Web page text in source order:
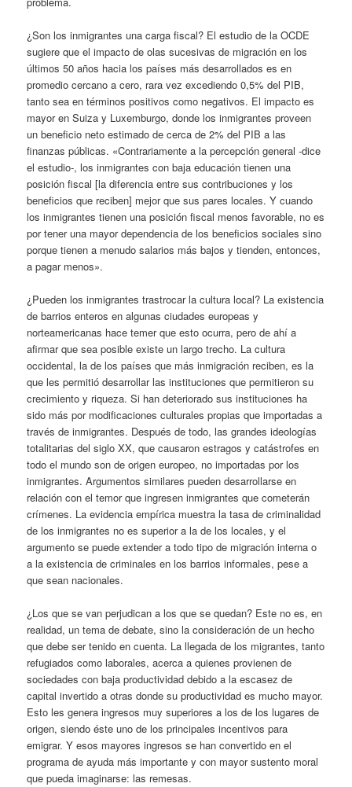
¿Son los inmigrantes una carga fiscal? El estudio de la OCDE
sugiere que el impacto de olas sucesivas de migración en los
últimos 50 años hacia los países más desarrollados es en
promedio cercano a cero, rara vez excediendo 0,5% del PIB,
tanto sea en términos positivos como negativos. El impacto es
mayor en Suiza y Luxemburgo, donde los inmigrantes proveen
un beneficio neto estimado de cerca de 2% del PIB a las
finanzas públicas. «Contrariamente a la percepción general -dice
el estudio-, los inmigrantes con baja educación tienen una
posición fiscal [la diferencia entre sus contribuciones y los
beneficios que reciben] mejor que sus pares locales. Y cuando
los inmigrantes tienen una posición fiscal menos favorable, no es
por tener una mayor dependencia de los beneficios sociales sino
porque tienen a menudo salarios más bajos y tienden, entonces,
a pagar menos».
¿Pueden los inmigrantes trastrocar la cultura local? La existencia
de barrios enteros en algunas ciudades europeas y
norteamericanas hace temer que esto ocurra, pero de ahí a
afirmar que sea posible existe un largo trecho. La cultura
occidental, la de los países que más inmigración reciben, es la
que les permitió desarrollar las instituciones que permitieron su
crecimiento y riqueza. Si han deteriorado sus instituciones ha
sido más por modificaciones culturales propias que importadas a
través de inmigrantes. Después de todo, las grandes ideologías
totalitarias del siglo XX, que causaron estragos y catástrofes en
todo el mundo son de origen europeo, no importadas por los
inmigrantes. Argumentos similares pueden desarrollarse en
relación con el temor que ingresen inmigrantes que cometerán
crímenes. La evidencia empírica muestra la tasa de criminalidad
de los inmigrantes no es superior a la de los locales, y el
argumento se puede extender a todo tipo de migración interna o
a la existencia de criminales en los barrios informales, pese a
que sean nacionales.
¿Los que se van perjudican a los que se quedan? Este no es, en
realidad, un tema de debate, sino la consideración de un hecho
que debe ser tenido en cuenta. La llegada de los migrantes, tanto
refugiados como laborales, acerca a quienes provienen de
sociedades con baja productividad debido a la escasez de
capital invertido a otras donde su productividad es mucho mayor.
Esto les genera ingresos muy superiores a los de los lugares de
origen, siendo éste uno de los principales incentivos para
emigrar. Y esos mayores ingresos se han convertido en el
programa de ayuda más importante y con mayor sustento moral
que pueda imaginarse: las remesas.